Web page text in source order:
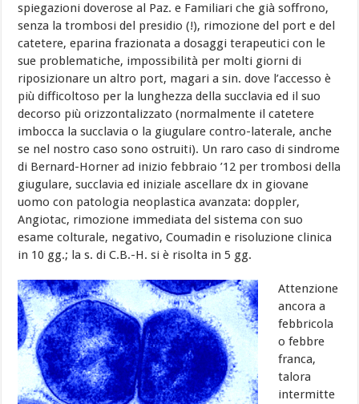
spiegazioni doverose al Paz. e Familiari che già soffrono,
senza la trombosi del presidio (!), rimozione del port e del
catetere, eparina frazionata a dosaggi terapeutici con le
sue problematiche, impossibilità per molti giorni di
riposizionare un altro port, magari a sin. dove l’accesso è
più difficoltoso per la lunghezza della succlavia ed il suo
decorso più orizzontalizzato (normalmente il catetere
imbocca la succlavia o la giugulare contro-laterale, anche
se nel nostro caso sono ostruiti). Un raro caso di sindrome
di Bernard-Horner ad inizio febbraio ’12 per trombosi della
giugulare, succlavia ed iniziale ascellare dx in giovane
uomo con patologia neoplastica avanzata: doppler,
Angiotac, rimozione immediata del sistema con suo
esame colturale, negativo, Coumadin e risoluzione clinica
in 10 gg.; la s. di C.B.-H. si è risolta in 5 gg.
Attenzione
ancora a
febbricola
o febbre
franca,
talora
intermitte